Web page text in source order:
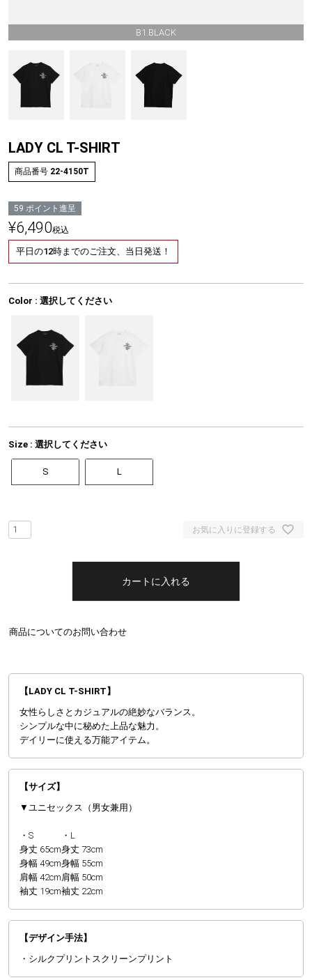
B1.BLACK
LADY CL T-SHIRT
商品番号 22-4150T
59 ポイント進呈
¥6,490税込
平日の12時までのご注文、当日発送！
Color 選択してください
Size 選択してください
S L
お気に入りに登録する
カートに入れる
商品についてのお問い合わせ
【LADY CL T-SHIRT】
女性らしさとカジュアルの絶妙なバランス。
シンプルな中に秘めた上品な魅力。
デイリーに使える万能アイテム。
【サイズ】
▼ユニセックス（男女兼用）
・S
身丈 65cm
身幅 49cm
肩幅 42cm
袖丈 19cm
・L
身丈 73cm
身幅 55cm
肩幅 50cm
袖丈 22cm
【デザイン手法】
・シルクプリントスクリーンプリント